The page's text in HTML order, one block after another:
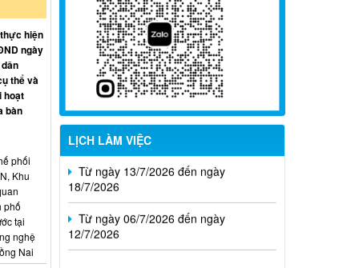
LỊCH LÀM VIỆC
Từ ngày 03/8/2026 đến ngày
09/8/2026
Từ ngày 27/7/2026 đến ngày
02/8/2026
Từ ngày 20/7/2026 đến ngày
26/7/2026
Từ ngày 13/7/2026 đến ngày
18/7/2026
12/7/2026
hiện
ngày
thể và
hoạt
bàn
phối
Khu
phố
tại
nghệ
Nai